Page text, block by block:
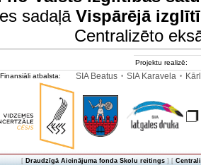
sadaļā Vispārējā
Centralizēto
Projektu realizē:
Finansiāli atbalsta:
SIA Beatus • SIA Karavela •
[ Draudzīgā Aicinājuma fonda Skolu reitings] [